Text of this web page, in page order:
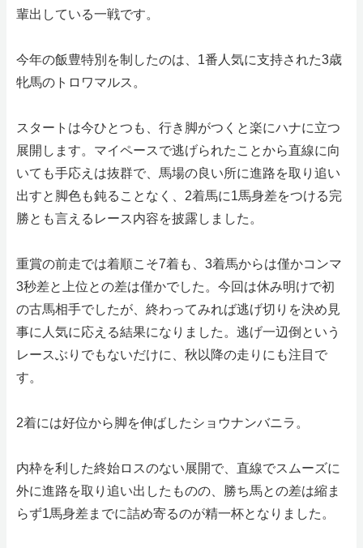
輩出している一戦です。
今年の飯豊特別を制したのは、1番人気に支持された3歳
牝馬のトロワマルス。
スタートは今ひとつも、行き脚がつくと楽にハナに立つ
展開します。マイペースで逃げられたことから直線に向
いても手応えは抜群で、馬場の良い所に進路を取り追い
出すと脚色も鈍ることなく、2着馬に1馬身差をつける完
勝とも言えるレース内容を披露しました。
重賞の前走では着順こそ7着も、3着馬からは僅かコンマ
3秒差と上位との差は僅かでした。今回は休み明けで初
の古馬相手でしたが、終わってみれば逃げ切りを決め見
事に人気に応える結果になりました。逃げ一辺倒という
レースぶりでもないだけに、秋以降の走りにも注目で
す。
2着には好位から脚を伸ばしたショウナンバニラ。
内枠を利した終始ロスのない展開で、直線でスムーズに
外に進路を取り追い出したものの、勝ち馬との差は縮ま
らず1馬身差までに詰め寄るのが精一杯となりました。